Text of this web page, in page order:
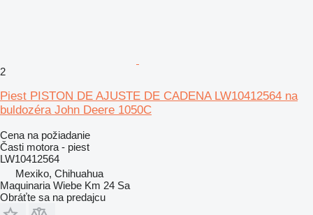
2
Piest PISTON DE AJUSTE DE CADENA LW10412564 na
buldozéra John Deere 1050C
Cena na požiadanie
Časti motora - piest
LW10412564
Mexiko, Chihuahua
Maquinaria Wiebe Km 24 Sa
Obráťte sa na predajcu